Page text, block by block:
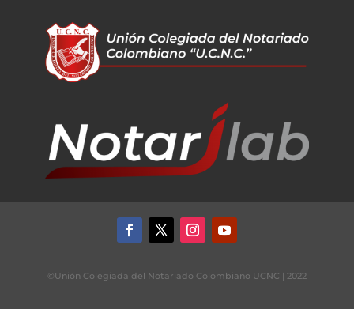
©Unión Colegiada del Notariado Colombiano UCNC | 2022